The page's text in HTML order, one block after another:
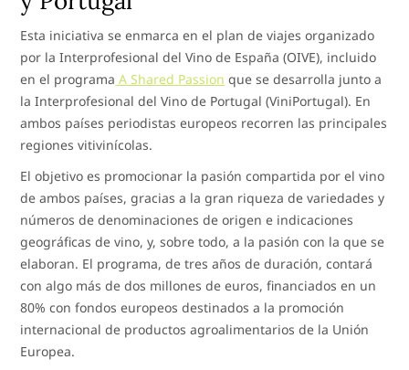
Esta iniciativa se enmarca en el plan de viajes organizado
por la Interprofesional del Vino de España (OIVE), incluido
en el programa A Shared Passion que se desarrolla junto a
la Interprofesional del Vino de Portugal (ViniPortugal). En
ambos países periodistas europeos recorren las principales
regiones vitivinícolas.
El objetivo es promocionar la pasión compartida por el vino
de ambos países, gracias a la gran riqueza de variedades y
números de denominaciones de origen e indicaciones
geográficas de vino, y, sobre todo, a la pasión con la que se
elaboran. El programa, de tres años de duración, contará
con algo más de dos millones de euros, financiados en un
80% con fondos europeos destinados a la promoción
internacional de productos agroalimentarios de la Unión
Europea.